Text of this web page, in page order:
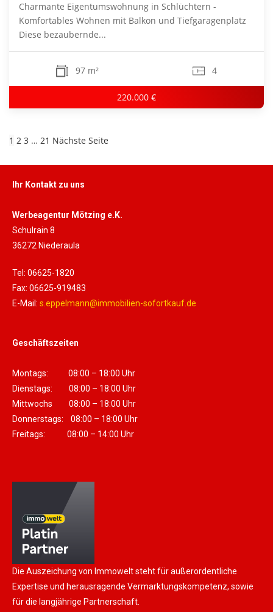
Charmante Eigentumswohnung in Schlüchtern -
Komfortables Wohnen mit Balkon und Tiefgaragenplatz
Diese bezaubernde...
97 m² 4
220.000 €
1 2 3 … 21 Nächste Seite
Ihr Kontakt zu uns
Werbeagentur Mötzing e.K.
Schulrain 8
36272 Niederaula
Tel: 06625-1820
Fax: 06625-919483
E-Mail: s.eppelmann@immobilien-sofortkauf.de
Geschäftszeiten
Montags: 08:00 – 18:00 Uhr
Dienstags: 08:00 – 18:00 Uhr
Mittwochs 08:00 – 18:00 Uhr
Donnerstags: 08:00 – 18:00 Uhr
Freitags: 08:00 – 14:00 Uhr
Die Auszeichung von Immowelt steht für außerordentliche
Expertise und herausragende Vermarktungskompetenz, sowie
für die langjährige Partnerschaft.